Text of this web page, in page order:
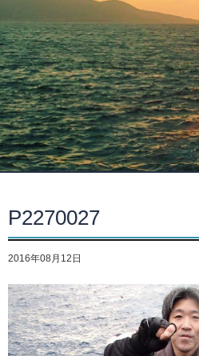
P2270027
2016年08月12日